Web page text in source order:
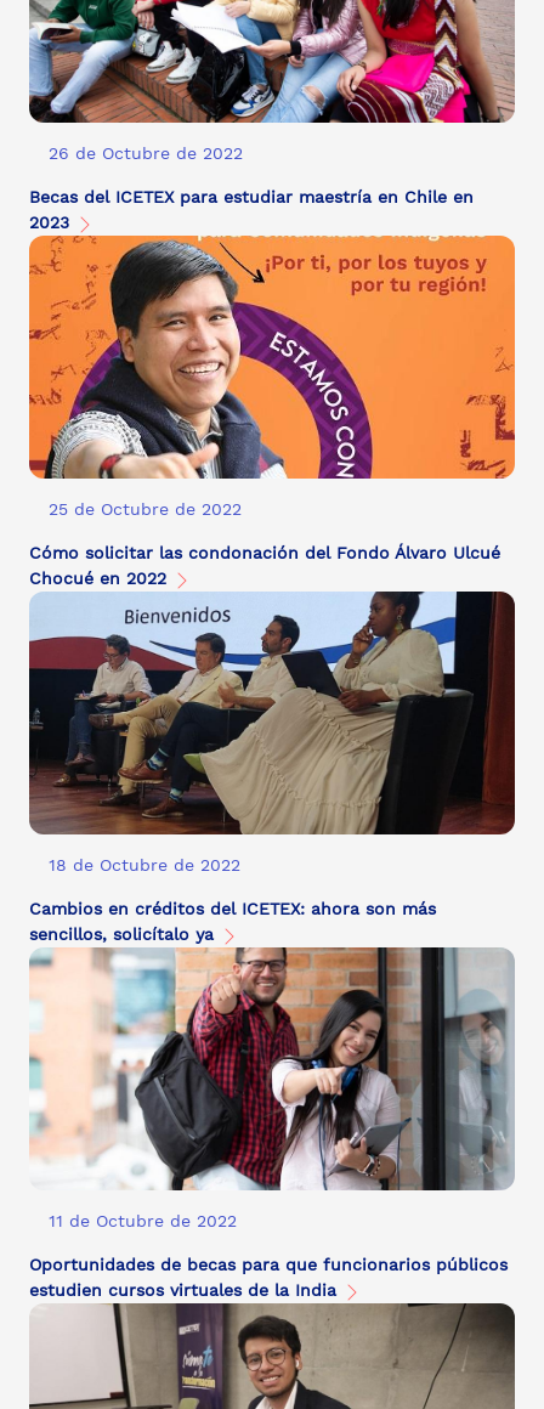
26 de Octubre de 2022
Becas del ICETEX para estudiar maestría en Chile en
2023
25 de Octubre de 2022
Cómo solicitar las condonación del Fondo Álvaro Ulcué
Chocué en 2022
18 de Octubre de 2022
Cambios en créditos del ICETEX: ahora son más
sencillos, solicítalo ya
11 de Octubre de 2022
Oportunidades de becas para que funcionarios públicos
estudien cursos virtuales de la India